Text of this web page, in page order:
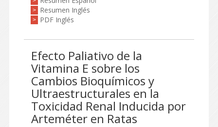
> Resumen Inglés
> PDF Inglés
Efecto Paliativo de la
Vitamina E sobre los
Cambios Bioquímicos y
Ultraestructurales en la
Toxicidad Renal Inducida por
Arteméter en Ratas